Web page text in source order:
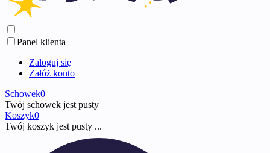
Panel klienta
Zaloguj się
Załóż konto
Schowek0
Twój schowek jest pusty
Koszyk0
Twój koszyk jest pusty ...